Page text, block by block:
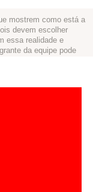
mostrem como está a
devem escolher
essa realidade e
da equipe pode